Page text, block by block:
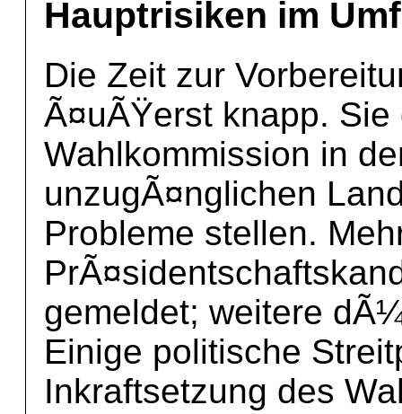
Hauptrisiken im
Die Zeit zur
Ã¤uÃŸerst knapp.
Wahlkommission in
unzugÃ¤nglichen
Probleme stellen.
gemeldet; weitere
Einige politische
Inkraftsetzung des